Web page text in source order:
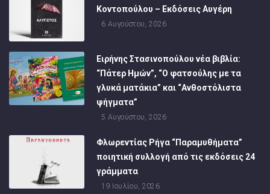
Κοντοπούλου – Εκδόσεις Αυγέρη
6 Αυγούστου, 2026
Ειρήνης Στασινοπούλου νέα βιβλία:
“Πάτερ Ημών”, “Ο φατσούλης με τα
γλυκά ματάκια” και “Ανθοστόλιστα
ψήγματα”
5 Αυγούστου, 2026
Φλωρεντίας Ρήγα “Παραμυθήματα”
ποιητική συλλογή από τις εκδόσεις 24
γράμματα
19 Ιουλίου, 2026